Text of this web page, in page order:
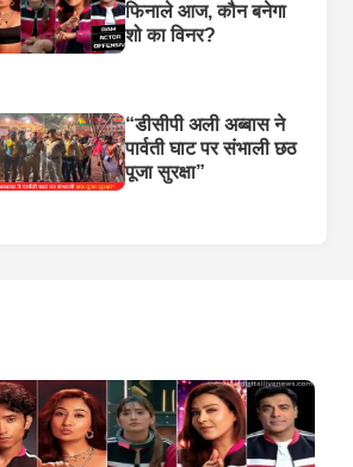
फिनाले आज, कौन बनेगा
शो का विनर?
“डीसीपी अली अब्बास ने
पार्वती घाट पर संभाली छठ
पूजा सुरक्षा”